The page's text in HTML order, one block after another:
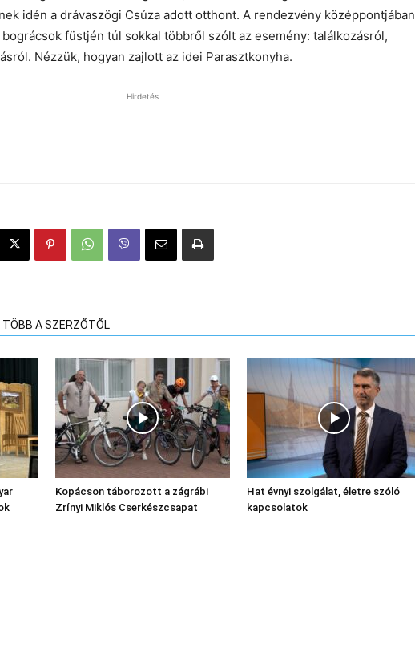
idén a drávaszögi Csúza adott otthont. A rendezvény középpontjában
füstjén túl sokkal többről szólt az esemény: találkozásról,
Nézzük, hogyan zajlott az idei Parasztkonyha.
Hirdetés
TÖBB A SZERZŐTŐL
Kopácson táborozott a zágrábi
Zrínyi Miklós Cserkészcsapat
Hat évnyi szolgálat, életre szóló
kapcsolatok